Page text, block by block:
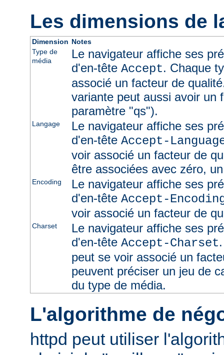
Les dimensions de
Dimension Notes
Type de
média
Le navigateur affiche ses
d'en-tête Accept. Chaque
associé un facteur de
variante peut aussi avoir un
paramètre "qs").
Langage
Le navigateur affiche ses
d'en-tête Accept-
voir associé un facteur de
être associées avec zéro,
Encoding
Le navigateur affiche ses
d'en-tête Accept-
voir associé un facteur de
Charset
Le navigateur affiche ses
d'en-tête Accept-Charset
peut se voir associé un
peuvent préciser un jeu de
du type de média.
L'algorithme de
httpd peut utiliser